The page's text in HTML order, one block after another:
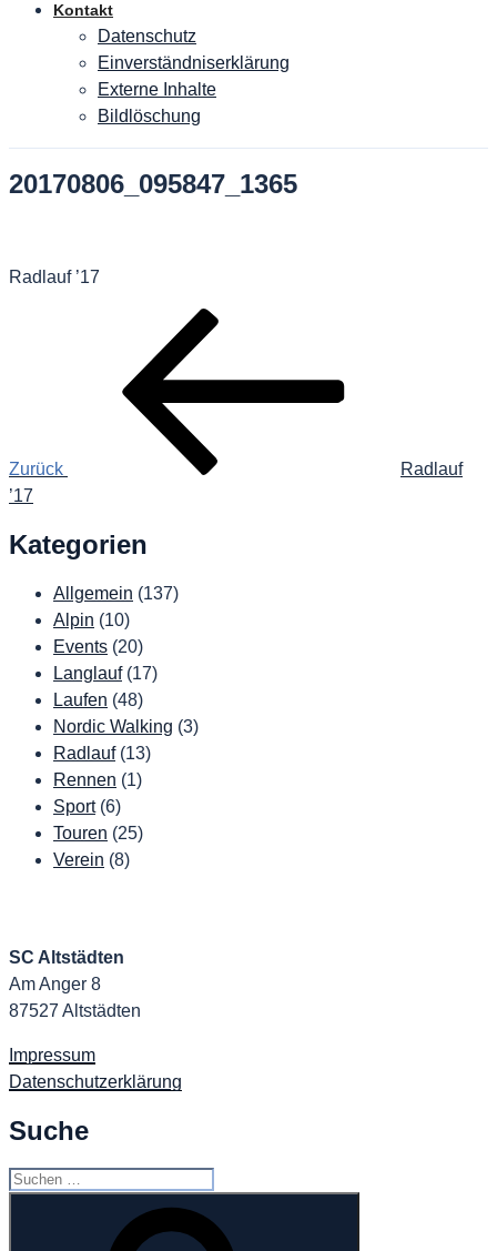
Kontakt
Datenschutz
Einverständniserklärung
Externe Inhalte
Bildlöschung
20170806_095847_1365
Radlauf ’17
Beitragsnavigation
Zurück
Radlauf
’17
Kategorien
Allgemein (137)
Alpin (10)
Events (20)
Langlauf(17)
Laufen (48)
Nordic Walking (3)
Radlauf(13)
Rennen (1)
Sport(6)
Touren (25)
Verein (8)
SC Altstädten
Am Anger 8
87527 Altstädten
Impressum
Datenschutzerklärung
Suche
Suchen